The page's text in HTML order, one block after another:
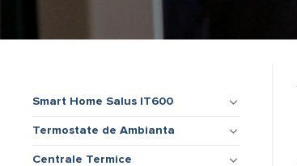
Smart Home Salus IT600
Termostate de Ambianta
Centrale Termice